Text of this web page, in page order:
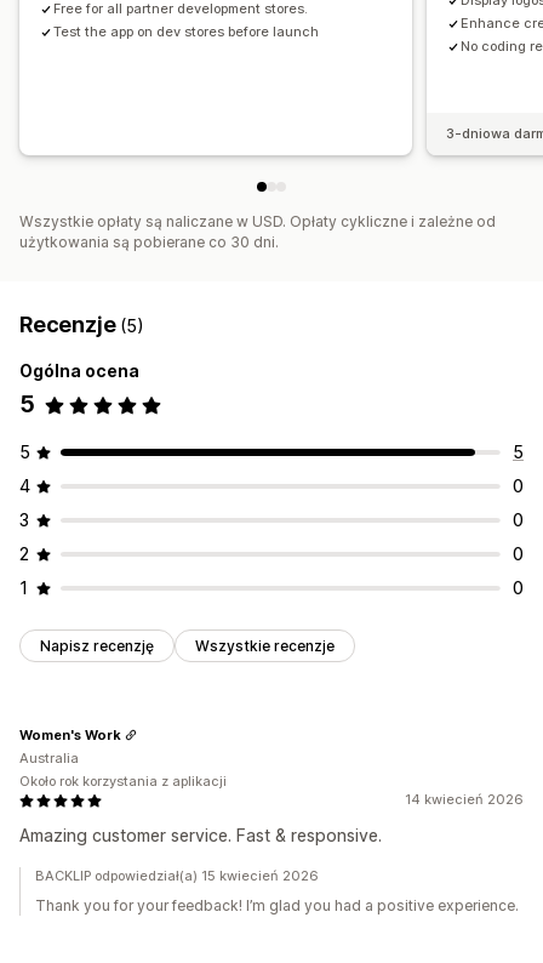
Free for all partner development stores.
Test the app on dev stores before launch
Enhance
No coding
3-dniowa
Wszystkie opłaty są naliczane w USD. Opłaty cykliczne i zależne od
użytkowania są pobierane co 30 dni.
Recenzje (5)
Ogólna ocena
5
5
5
4
0
3
0
2
0
1
0
Napisz recenzję Wszystkie recenzje
14 kwiecień 2026
Amazing customer service. Fast & responsive.
Women's Work
Australia
Około rok korzystania z aplikacji
BACKLIP odpowiedział(a) 15 kwiecień 2026
Thank you for your feedback! I’m glad you had a positive experience.